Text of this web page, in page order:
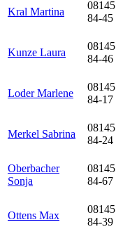
Kral Martina
08145
84-45
Kunze Laura
08145
84-46
Loder Marlene
08145
84-17
Merkel Sabrina
08145
84-24
Oberbacher
Sonja
08145
84-67
Ottens Max
08145
84-39